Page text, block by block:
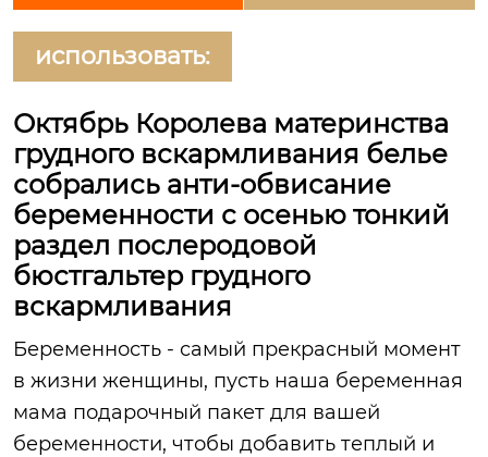
использовать:
Октябрь Королева материнства
грудного вскармливания белье
собрались анти-обвисание
беременности с осенью тонкий
раздел послеродовой
бюстгальтер грудного
вскармливания
Беременность - самый прекрасный момент
в жизни женщины, пусть наша беременная
мама подарочный пакет для вашей
беременности, чтобы добавить теплый и